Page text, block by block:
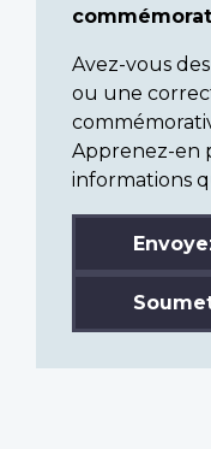
Avez-vous
ou une
Apprenez-en
informations